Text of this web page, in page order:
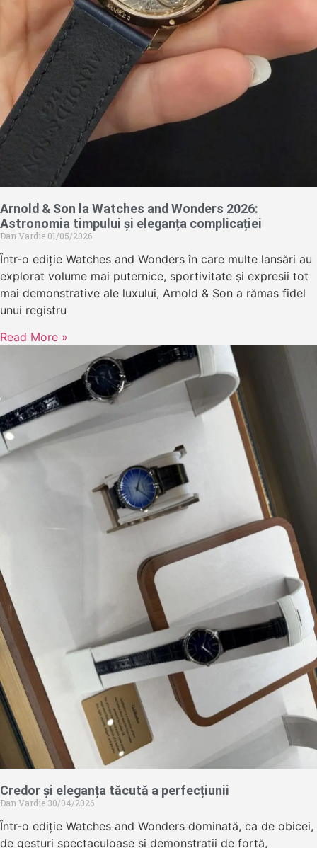
Arnold & Son la Watches and Wonders 2026:
Astronomia timpului și eleganța complicației
Dan Vardie 01/05/2026
Într-o ediție Watches and Wonders în care multe lansări au
explorat volume mai puternice, sportivitate și expresii tot
mai demonstrative ale luxului, Arnold & Son a rămas fidel
unui registru
Read More »
Credor și eleganța tăcută a perfecțiunii
Dan Vardie 30/04/2026
Într-o ediție Watches and Wonders dominată, ca de obicei,
de gesturi spectaculoase și demonstrații de forță,